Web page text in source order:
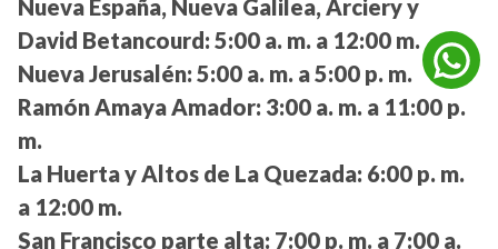
Nueva España, Nueva Galilea, Arciery y
David Betancourd: 5:00 a. m. a 12:00 m.
Nueva Jerusalén: 5:00 a. m. a 5:00 p. m.
Ramón Amaya Amador: 3:00 a. m. a 11:00 p.
m.
La Huerta y Altos de La Quezada: 6:00 p. m.
a 12:00 m.
San Francisco parte alta: 7:00 p. m. a 7:00 a.